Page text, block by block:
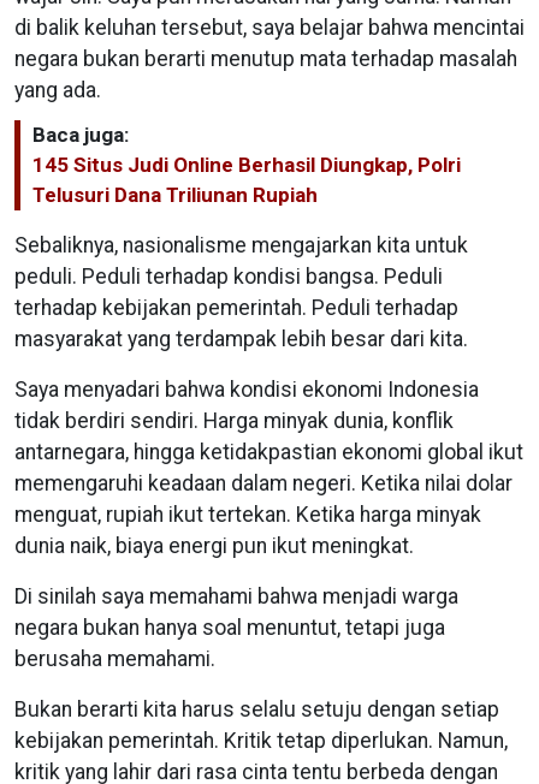
di balik keluhan tersebut, saya belajar bahwa mencintai
negara bukan berarti menutup mata terhadap masalah
yang ada.
Baca juga:
145 Situs Judi Online Berhasil Diungkap, Polri
Telusuri Dana Triliunan Rupiah
Sebaliknya, nasionalisme mengajarkan kita untuk
peduli. Peduli terhadap kondisi bangsa. Peduli
terhadap kebijakan pemerintah. Peduli terhadap
masyarakat yang terdampak lebih besar dari kita.
Saya menyadari bahwa kondisi ekonomi Indonesia
tidak berdiri sendiri. Harga minyak dunia, konflik
antarnegara, hingga ketidakpastian ekonomi global ikut
memengaruhi keadaan dalam negeri. Ketika nilai dolar
menguat, rupiah ikut tertekan. Ketika harga minyak
dunia naik, biaya energi pun ikut meningkat.
Di sinilah saya memahami bahwa menjadi warga
negara bukan hanya soal menuntut, tetapi juga
berusaha memahami.
Bukan berarti kita harus selalu setuju dengan setiap
kebijakan pemerintah. Kritik tetap diperlukan. Namun,
kritik yang lahir dari rasa cinta tentu berbeda dengan